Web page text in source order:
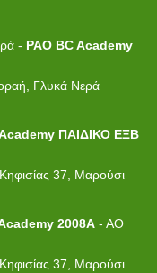
- PAO BCAcademy
Γλυκά Νερά
ΠΑΙΔΙΚΟ ΕΞΒ
37, Μαρούσι
2008Α - ΑΟ
37, Μαρούσι